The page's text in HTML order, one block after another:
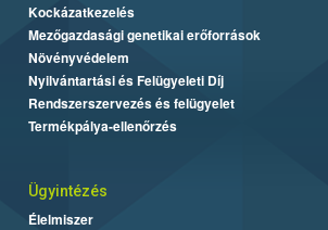
Kockázatkezelés
Mezőgazdasági genetikai erőforrások
Növényvédelem
Nyilvántartási és Felügyeleti Díj
Rendszerszervezés és felügyelet
Termékpálya-ellenőrzés
Ügyintézés
Élelmiszer